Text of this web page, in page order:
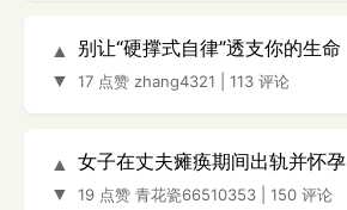
▲
▼
别让“硬撑式自律”透支你的生命
17 点赞 zhang4321 113 评论
▲
▼
女子在丈夫瘫痪期间出轨并怀孕
19 点赞 青花瓷66510353 150 评论